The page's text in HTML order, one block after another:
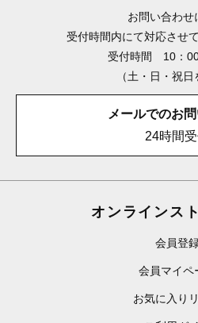
お問い合わせ
受付時間内にて対応させ
受付時間 10：
（土・日・祝日
メールでのお
24時間
オンラインス
会員登
会員マイペ
お気に入り